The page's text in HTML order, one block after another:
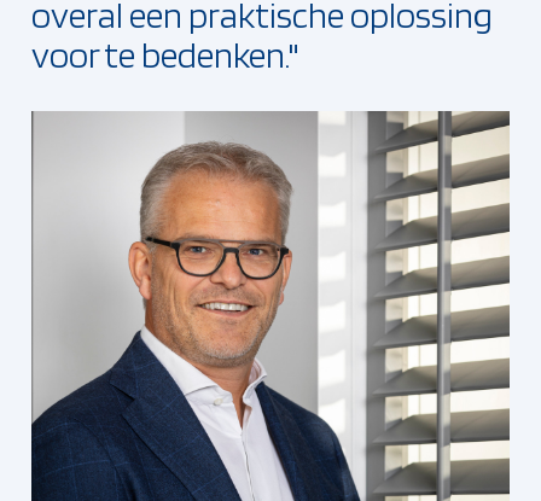
overal een praktische oplossing
voor te bedenken."